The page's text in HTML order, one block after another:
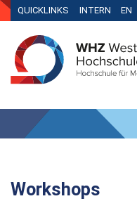
QUICKLINKS INTERN EN
Workshops